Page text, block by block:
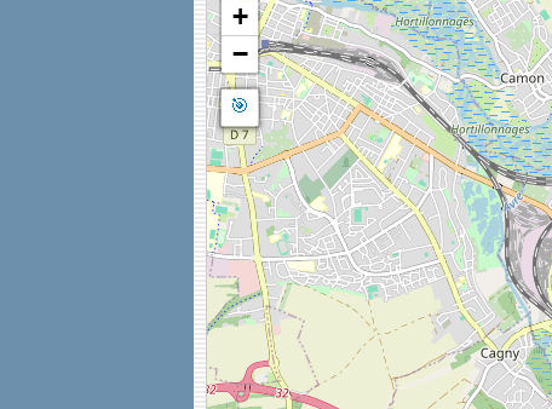
+
−
🎯